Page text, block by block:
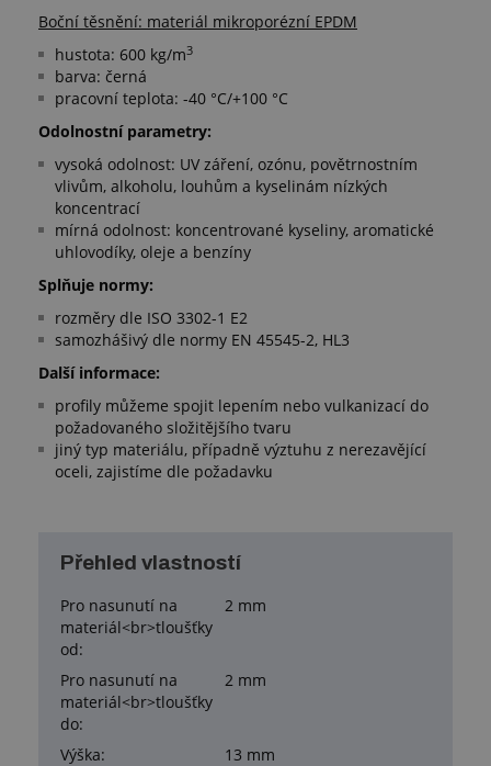
Boční těsnění: materiál mikroporézní EPDM
hustota: 600 kg/m3
barva: černá
pracovní teplota: -40 °C/+100 °C
Odolnostní parametry:
vysoká odolnost: UV záření, ozónu, povětrnostním
vlivům, alkoholu, louhům a kyselinám nízkých
koncentrací
mírná odolnost: koncentrované kyseliny, aromatické
uhlovodíky, oleje a benzíny
Splňuje normy:
rozměry dle ISO 3302-1 E2
samozhášivý dle normy EN 45545-2, HL3
Další informace:
profily můžeme spojit lepením nebo vulkanizací do
požadovaného složitějšího tvaru
jiný typ materiálu, případně výztuhu z nerezavějící
oceli, zajistíme dle požadavku
Přehled vlastností
Pro nasunutí na
materiál<br>tloušťky
od:
2 mm
Pro nasunutí na
materiál<br>tloušťky
do:
2 mm
Výška:
13 mm